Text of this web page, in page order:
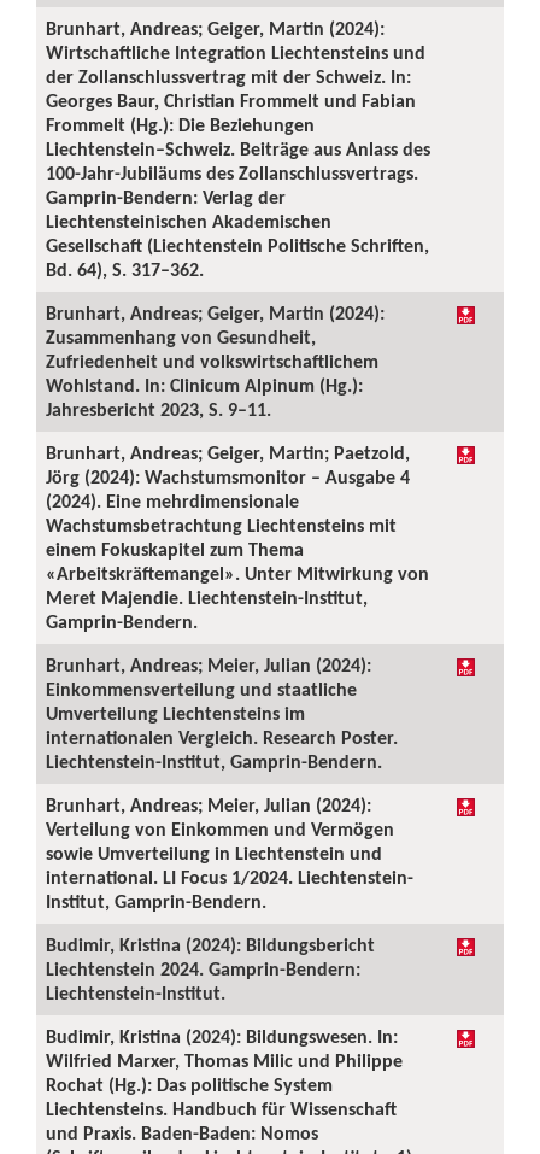
Brunhart, Andreas; Geiger, Martin (2024):
Wirtschaftliche Integration Liechtensteins und
der Zollanschlussvertrag mit der Schweiz. In:
Georges Baur, Christian Frommelt und Fabian
Frommelt (Hg.): Die Beziehungen
Liechtenstein–Schweiz. Beiträge aus Anlass des
100-Jahr-Jubiläums des Zollanschlussvertrags.
Gamprin-Bendern: Verlag der
Liechtensteinischen Akademischen
Gesellschaft (Liechtenstein Politische Schriften,
Bd. 64), S. 317–362.
Brunhart, Andreas; Geiger, Martin (2024):
Zusammenhang von Gesundheit,
Zufriedenheit und volkswirtschaftlichem
Wohlstand. In: Clinicum Alpinum (Hg.):
Jahresbericht 2023, S. 9–11.
Brunhart, Andreas; Geiger, Martin; Paetzold,
Jörg (2024): Wachstumsmonitor – Ausgabe 4
(2024). Eine mehrdimensionale
Wachstumsbetrachtung Liechtensteins mit
einem Fokuskapitel zum Thema
«Arbeitskräftemangel». Unter Mitwirkung von
Meret Majendie. Liechtenstein-Institut,
Gamprin-Bendern.
Brunhart, Andreas; Meier, Julian (2024):
Einkommensverteilung und staatliche
Umverteilung Liechtensteins im
internationalen Vergleich. Research Poster.
Liechtenstein-Institut, Gamprin-Bendern.
Brunhart, Andreas; Meier, Julian (2024):
Verteilung von Einkommen und Vermögen
sowie Umverteilung in Liechtenstein und
international. LI Focus 1/2024. Liechtenstein-
Institut, Gamprin-Bendern.
Budimir, Kristina (2024): Bildungsbericht
Liechtenstein 2024. Gamprin-Bendern:
Liechtenstein-Institut.
Budimir, Kristina (2024): Bildungswesen. In:
Wilfried Marxer, Thomas Milic und Philippe
Rochat (Hg.): Das politische System
Liechtensteins. Handbuch für Wissenschaft
und Praxis. Baden-Baden: Nomos